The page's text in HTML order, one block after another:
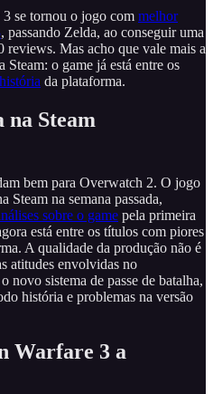
3 se tornou o jogo com melhor
, passando Zelda, ao conseguir uma
reviews. Mas acho que vale mais a
Steam: o game já está entre os
da plataforma.
na Steam
bem para Overwatch 2. O jogo
Steam na semana passada,
sobre o game pela primeira
está entre os títulos com piores
A qualidade da produção não é
atitudes envolvidas no
novo sistema de passe de batalha,
história e problemas na versão
Warfare 3 a